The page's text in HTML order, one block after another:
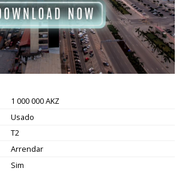
1 000 000 AKZ
Usado
T2
Arrendar
Sim